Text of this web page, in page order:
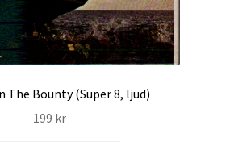
The Bounty (Super 8, ljud)
199 kr